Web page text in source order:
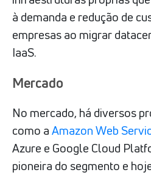
à demanda e redução de
empresas ao migrar
IaaS.
Mercado
No mercado, há diversos
como aAmazon Web
Azure e Google Cloud
pioneira do segmento e